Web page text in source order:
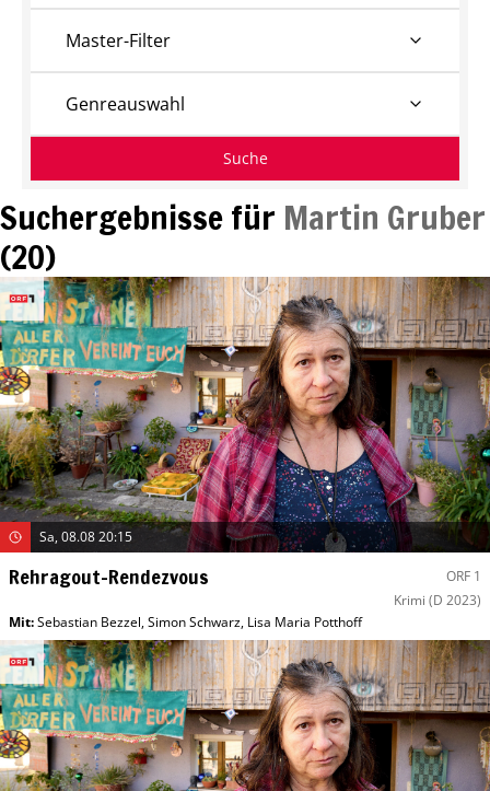
Suchergebnisse für Martin Gruber
(20)
Sa, 08.08 20:15
Rehragout-Rendezvous
ORF 1
Krimi (D 2023)
Mit:Sebastian Bezzel,Simon Schwarz, Lisa Maria Potthoff
Master-Filter
Genreauswahl
Suche